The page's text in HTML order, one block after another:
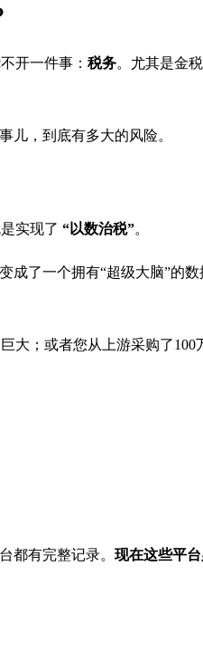
开一件事： 税务。尤其是金
儿，到底有多大的风险。
实现了 “以数治税”。
成了一个拥有“超级大脑”的数
；或者您从上游采购了
都有完整记录。 现在这些平